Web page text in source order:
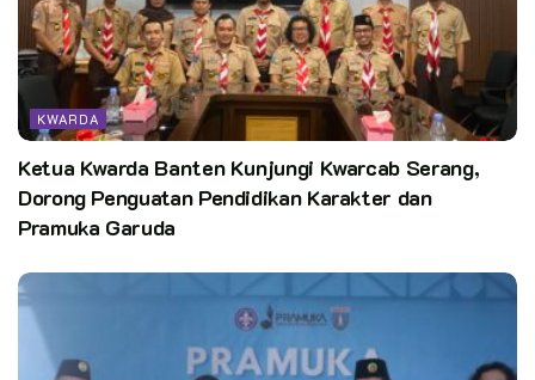
KWARDA
Ketua Kwarda Banten Kunjungi Kwarcab Serang,
Dorong Penguatan Pendidikan Karakter dan
Pramuka Garuda